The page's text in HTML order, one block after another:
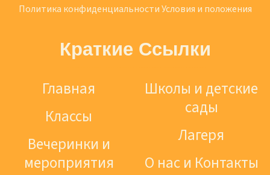
Политика конфиденциальностиУсловия и положения
Краткие Ссылки
Главная
Классы
Вечеринки и
мероприятия
Школы и детские
сады
Лагеря
О нас и Контакты